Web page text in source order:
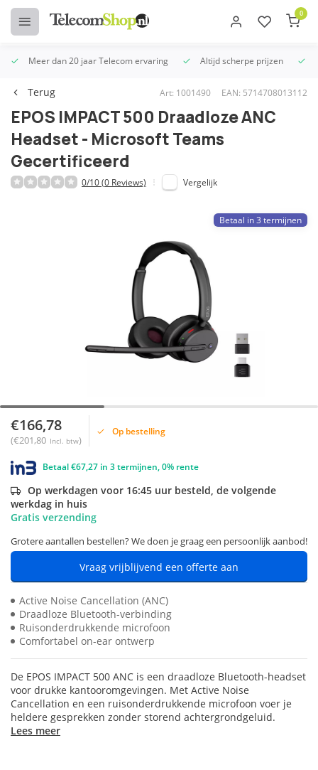
0
Meer dan 20 jaar Telecom ervaring Altijd scherpe prijzen
Terug Art: 1001490 EAN: 5714708013112
EPOS IMPACT 500 Draadloze ANC
Headset - Microsoft Teams
Gecertificeerd
0/10 (0 Reviews) Vergelijk
Betaal in 3 termijnen
€166,78
(€201,80 Incl. btw)
Op bestelling
Betaal €67,27 in 3 termijnen, 0% rente
Op werkdagen voor 16:45 uur besteld, de volgende
werkdag in huis
Gratis verzending
Grotere aantallen bestellen? We doen je graag een persoonlijk aanbod!
Vraag vrijblijvend een offerte aan
Active Noise Cancellation (ANC)
Draadloze Bluetooth-verbinding
Ruisonderdrukkende microfoon
Comfortabel on-ear ontwerp
De EPOS IMPACT 500 ANC is een draadloze Bluetooth-headset
voor drukke kantooromgevingen. Met Active Noise
Cancellation en een ruisonderdrukkende microfoon voer je
heldere gesprekken zonder storend achtergrondgeluid.
Lees meer